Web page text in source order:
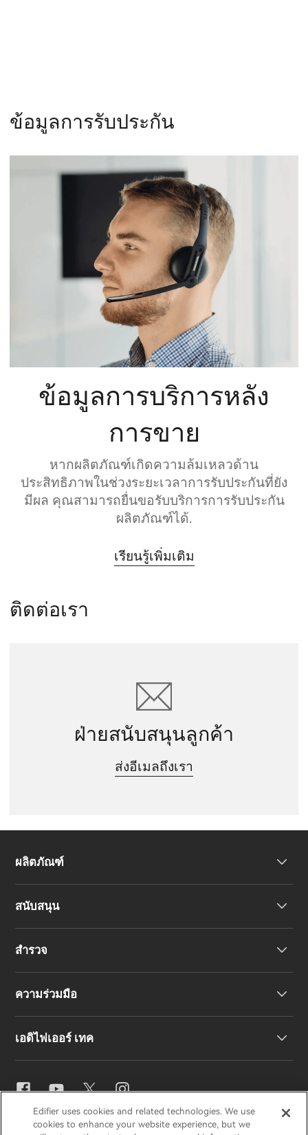
ข้อมูลการรับประกัน
ข้อมูลการบริการหลัง
การขาย
หากผลิตภัณฑ์เกิดความล้มเหลวด้าน
ประสิทธิภาพในช่วงระยะเวลาการรับประกันที่ยัง
มีผล คุณสามารถยื่นขอรับบริการการรับประกัน
ผลิตภัณฑ์ได้.
เรียนรู้เพิ่มเติม
ติดต่อเรา
ฝ่ายสนับสนุนลูกค้า
ส่งอีเมลถึงเรา
ผลิตภัณฑ์
สนับสนุน
สำรวจ
ความร่วมมือ
สมัครเป็นตัวแทนจำหน่าย
เอดิไฟเออร์ เทค
การตั้งค่าอีคิว
EDIFIERAIRPULSESTAXHECATE
Edifier uses cookies and related technologies. We use
cookies to enhance your website experience, but we